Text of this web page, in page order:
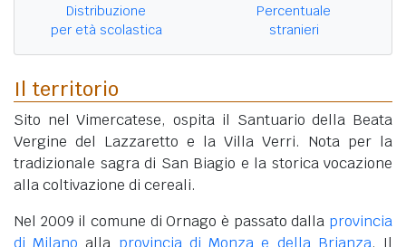
Distribuzione
per età scolastica
Percentuale
stranieri
Il territorio
Sito nel Vimercatese, ospita il Santuario della Beata
Vergine del Lazzaretto e la Villa Verri. Nota per la
tradizionale sagra di San Biagio e la storica vocazione
alla coltivazione di cereali.
Nel 2009 il comune di Ornago è passato dalla provincia